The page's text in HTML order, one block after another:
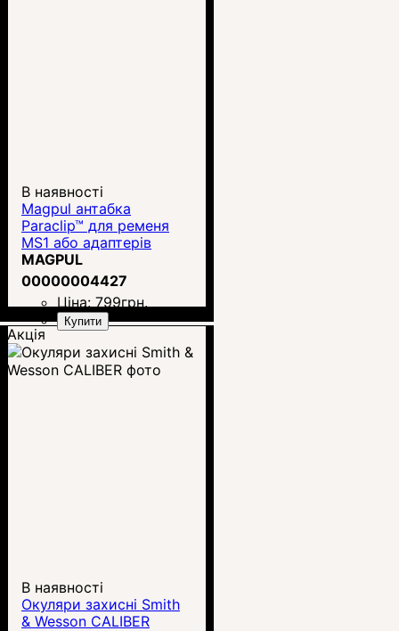
В наявності
Magpul антабка
Paraclip™ для ременя
MS1 або адаптерів
(MAG541)
MAGPUL
00000004427
Ціна: 799грн.
Купити
Акція
В наявності
Окуляри захисні Smith
& Wesson CALIBER